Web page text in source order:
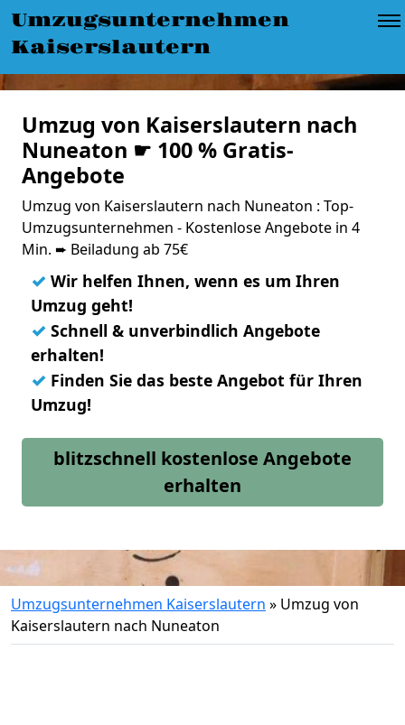
Umzugsunternehmen
Kaiserslautern
Umzug von Kaiserslautern nach
Nuneaton ☛ 100 % Gratis-
Angebote
Umzug von Kaiserslautern nach Nuneaton : Top-
Umzugsunternehmen - Kostenlose Angebote in 4
Min. ➨ Beiladung ab 75€
✓ Wir helfen Ihnen, wenn es um Ihren
Umzug geht!
✓ Schnell & unverbindlich Angebote
erhalten!
✓ Finden Sie das beste Angebot für Ihren
Umzug!
blitzschnell kostenlose Angebote
erhalten
Umzugsunternehmen Kaiserslautern » Umzug von
Kaiserslautern nach Nuneaton